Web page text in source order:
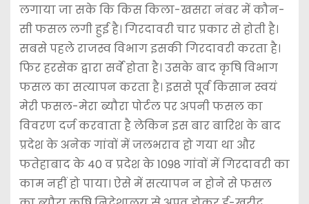
लगाया जा सके कि किस किला-खसरा नंबर में कौन-
सी फसल लगी हुई है। गिरदावरी चार प्रकार से होती है।
सबसे पहले राजस्व विभाग इसकी गिरदावरी करता है।
फिर हरसेक द्वारा सर्वे होता है। उसके बाद कृषि विभाग
फसल का सत्यापन करता है। इससे पूर्व किसान स्वयं
मेरी फसल-मेरा ब्यौरा पोर्टल पर अपनी फसल का
विवरण दर्ज करवाता है लेकिन इस बार बारिश के बाद
प्रदेश के अनेक गांवों में जलभराव हो गया था और
फतेहाबाद के 40 व प्रदेश के 1098 गांवों में गिरदावरी का
काम नहीं हो पाया। ऐसे में सत्यापन न होने से फसल